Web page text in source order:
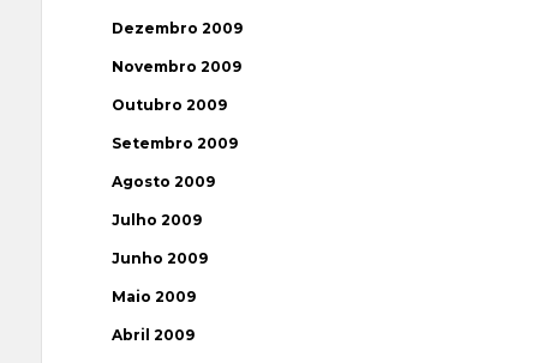
Dezembro 2009
Novembro 2009
Outubro 2009
Setembro 2009
Agosto 2009
Julho 2009
Junho 2009
Maio 2009
Abril 2009